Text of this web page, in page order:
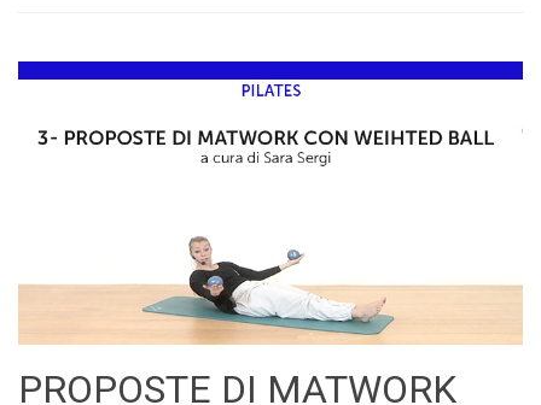
PROPOSTE DI MATWORK